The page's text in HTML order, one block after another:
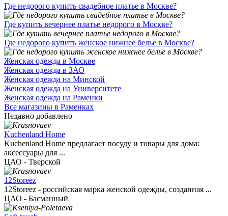
Где недорого купить свадебное платье в Москве?
Где купить вечернее платье недорого в Москве?
Где недорого купить женское нижнее белье в Москве?
Женская одежда в Москве
Женская одежда в ЗАО
Женская одежда на Минской
Женская одежда на Университете
Женская одежда на Раменки
Все магазины в Раменках
Недавно добавлено
Kuchenland Home
Kuchenland Home предлагает посуду и товары для дома:
аксессуары для ...
ЦАО - Тверской
12Storeez
12Storeez - российская марка женской одежды, созданная ...
ЦАО - Басманный